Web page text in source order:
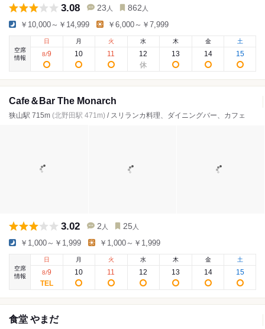
3.08 23 人 862 人
￥10,000～￥14,999 ￥6,000～￥7,999
空席
情報
日
8/9
月
10
火
11
水
12
木
13
金
14
土
15
Cafe＆Bar The Monarch
狭山駅 715m (北野田駅 471m) / スリランカ料理、ダイニングバー、カフェ
3.02 2 人 25 人
￥1,000～￥1,999 ￥1,000～￥1,999
空席
情報
日
8/9
月
10
火
11
水
12
木
13
金
14
土
15
食堂 やまだ